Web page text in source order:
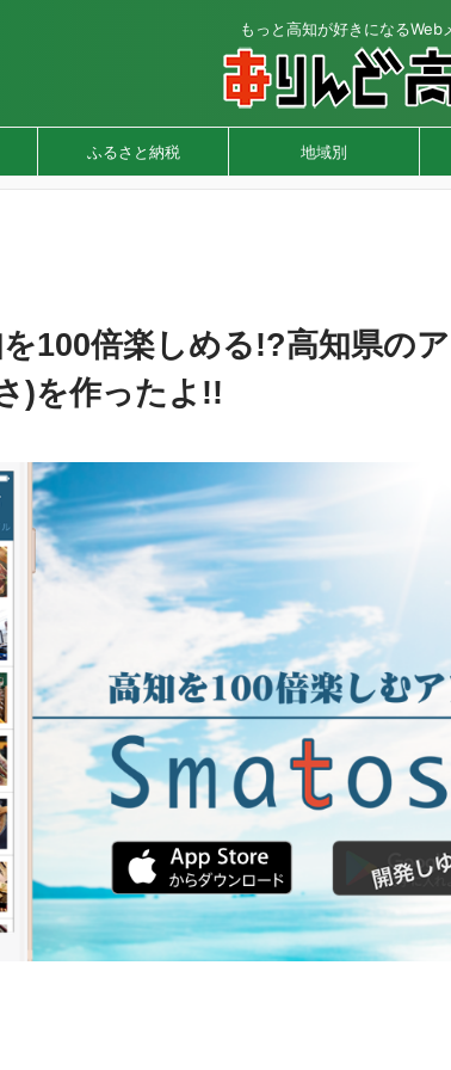
もっと高知が好きになるWeb
ふるさと納税 地域別
を100倍楽しめる!?高知県の
)を作ったよ!!